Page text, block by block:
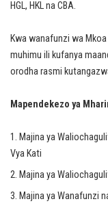
HGL, HKL na CBA.
Kwa wanafunzi wa
muhimu ili kufanya
orodha rasmi
Mapendekezo ya
Majina ya
Vya Kati
Majina ya
Majina ya Wanafunzi